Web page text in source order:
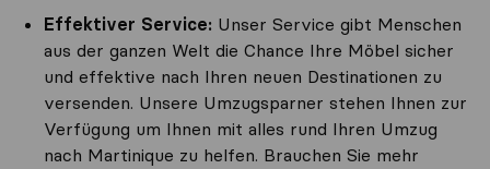
Effektiver Service: Unser Service gibt Menschen
aus der ganzen Welt die Chance Ihre Möbel sicher
und effektive nach Ihren neuen Destinationen zu
versenden. Unsere Umzugsparner stehen Ihnen zur
Verfügung um Ihnen mit alles rund Ihren Umzug
nach Martinique zu helfen. Brauchen Sie mehr